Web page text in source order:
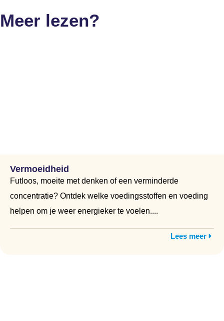
Meer lezen?
Vermoeidheid
Futloos, moeite met denken of een verminderde
concentratie? Ontdek welke voedingsstoffen en voeding
helpen om je weer energieker te voelen....
Lees meer